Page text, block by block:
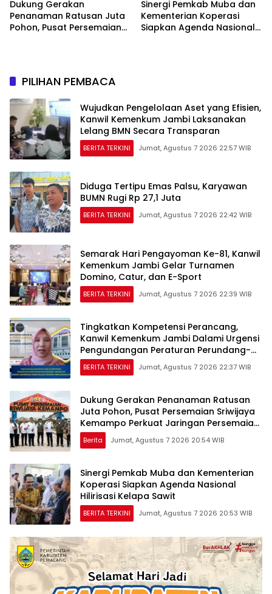
Dukung Gerakan
Penanaman Ratusan Juta
Pohon, Pusat Persemaian
Sinergi Pemkab Muba dan
Kementerian Koperasi
Siapkan Agenda Nasional
PILIHAN PEMBACA
Wujudkan Pengelolaan Aset yang Efisien,
Kanwil Kemenkum Jambi Laksanakan
Lelang BMN Secara Transparan
BERITA TERKINI Jumat, Agustus 7 2026 22:57 WIB
Diduga Tertipu Emas Palsu, Karyawan
BUMN Rugi Rp 27,1 Juta
BERITA TERKINI Jumat, Agustus 7 2026 22:42 WIB
Semarak Hari Pengayoman Ke-81, Kanwil
Kemenkum Jambi Gelar Turnamen
Domino, Catur, dan E-Sport
BERITA TERKINI Jumat, Agustus 7 2026 22:39 WIB
Tingkatkan Kompetensi Perancang,
Kanwil Kemenkum Jambi Dalami Urgensi
Pengundangan Peraturan Perundang-
undangan
BERITA TERKINI Jumat, Agustus 7 2026 22:37 WIB
Dukung Gerakan Penanaman Ratusan
Juta Pohon, Pusat Persemaian Sriwijaya
Kemampo Perkuat Jaringan Persemaian
Nasional*
Berita Jumat, Agustus 7 2026 20:54 WIB
Sinergi Pemkab Muba dan Kementerian
Koperasi Siapkan Agenda Nasional
Hilirisasi Kelapa Sawit
BERITA TERKINI Jumat, Agustus 7 2026 20:53 WIB